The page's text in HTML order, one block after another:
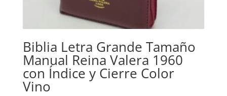
Biblia Letra Grande Tamaño
Manual Reina Valera 1960
con Índice y Cierre Color
Vino